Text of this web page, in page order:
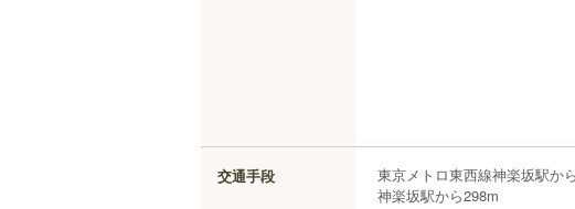
交通手段
東京メトロ東西線神楽坂駅か
神楽坂駅から298m